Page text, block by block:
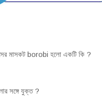
মাসকট borobi হলো একটি কি ?
সঙ্গে যুক্ত ?